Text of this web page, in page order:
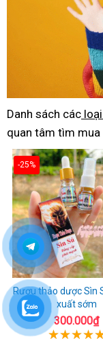
Danh sách các
quan tâm tìm mua
-25%
Rượu thảo dược Sìn
xuất sớm
300.000₫